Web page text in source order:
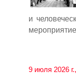
и
9 июля 2026